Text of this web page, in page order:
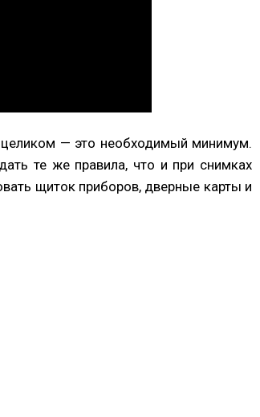
— это необходимый минимум.
те же правила, что и при снимках
щиток приборов, дверные карты и